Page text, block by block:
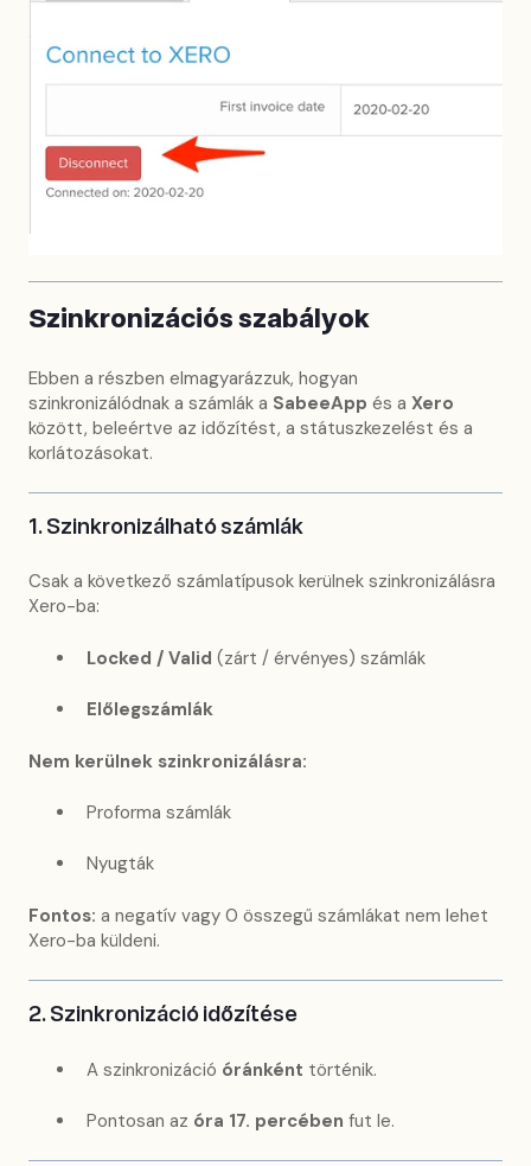
Szinkronizációs szabályok
Ebben a részben elmagyarázzuk, hogyan
szinkronizálódnak a számlák a SabeeApp és a Xero
között, beleértve az időzítést, a státuszkezelést és a
korlátozásokat.
1. Szinkronizálható számlák
Csak a következő számlatípusok kerülnek szinkronizálásra
Xero-ba:
Locked / Valid (zárt / érvényes) számlák
Előlegszámlák
Nem kerülnek szinkronizálásra:
Proforma számlák
Nyugták
Fontos: a negatív vagy 0 összegű számlákat nem lehet
Xero-ba küldeni.
2. Szinkronizáció időzítése
A szinkronizáció óránként történik.
Pontosan az óra 17. percében fut le.